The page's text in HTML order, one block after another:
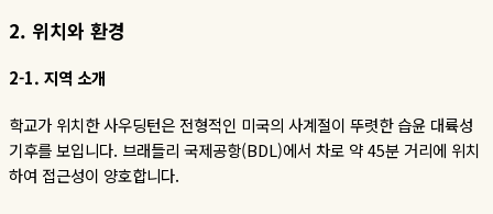
2. 위치와 환경
2-1. 지역 소개
학교가 위치한 사우딩턴은 전형적인 미국의 사계절이 뚜렷한 습윤 대륙성
기후를 보입니다. 브래들리 국제공항(BDL)에서 차로 약 45분 거리에 위치
하여 접근성이 양호합니다.